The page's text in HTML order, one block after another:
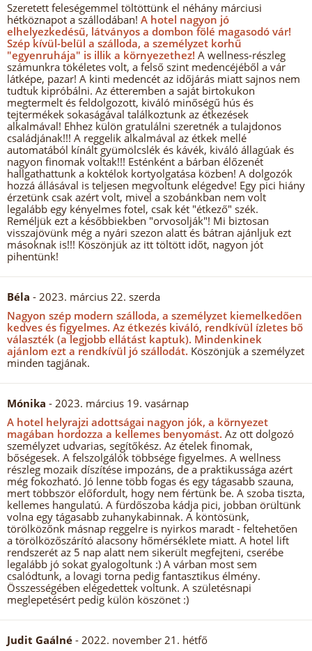
Szeretett feleségemmel töltöttünk el néhány márciusi
hétköznapot a szállodában! A hotel nagyon jó
elhelyezkedésű, látványos a dombon fölé magasodó vár!
Szép kívül-belül a szálloda, a személyzet korhű
"egyenruhája" is illik a környezethez! A wellness-részleg
számunkra tökéletes volt, a felső szint medencéjéből a vár
látképe, pazar! A kinti medencét az időjárás miatt sajnos nem
tudtuk kipróbálni. Az étteremben a saját birtokukon
megtermelt és feldolgozott, kiváló minőségű hús és
tejtermékek sokaságával találkoztunk az étkezések
alkalmával! Ehhez külön gratulálni szeretnék a tulajdonos
családjának!!! A reggelik alkalmával az étkek mellé
automatából kínált gyümölcslék és kávék, kiváló állagúak és
nagyon finomak voltak!!! Esténként a bárban élőzenét
hallgathattunk a koktélok kortyolgatása közben! A dolgozók
hozzá állásával is teljesen megvoltunk elégedve! Egy pici hiány
érzetünk csak azért volt, mivel a szobánkban nem volt
legalább egy kényelmes fotel, csak két "étkező" szék.
Reméljük ezt a későbbiekben "orvosolják"! Mi biztosan
visszajövünk még a nyári szezon alatt és bátran ajánljuk ezt
másoknak is!!! Köszönjük az itt töltött időt, nagyon jót
pihentünk!
Béla - 2023. március 22. szerda
Nagyon szép modern szálloda, a személyzet kiemelkedően
kedves és figyelmes. Az étkezés kiváló, rendkívül ízletes bő
választék (a legjobb ellátást kaptuk). Mindenkinek
ajánlom ezt a rendkívül jó szállodát. Köszönjük a személyzet
minden tagjának.
Mónika - 2023. március 19. vasárnap
A hotel helyrajzi adottságai nagyon jók, a környezet
magában hordozza a kellemes benyomást. Az ott dolgozó
személyzet udvarias, segítőkész. Az ételek finomak,
bőségesek. A felszolgálók többsége figyelmes. A wellness
részleg mozaik díszítése impozáns, de a praktikussága azért
még fokozható. Jó lenne több fogas és egy tágasabb szauna,
mert többször előfordult, hogy nem fértünk be. A szoba tiszta,
kellemes hangulatú. A fürdőszoba kádja pici, jobban örültünk
volna egy tágasabb zuhanykabinnak. A köntösünk,
törölközőnk másnap reggelre is nyirkos maradt - feltehetően
a törölközőszárító alacsony hőmérséklete miatt. A hotel lift
rendszerét az 5 nap alatt nem sikerült megfejteni, cserébe
legalább jó sokat gyalogoltunk :) A várban most sem
csalódtunk, a lovagi torna pedig fantasztikus élmény.
Összességében elégedettek voltunk. A születésnapi
meglepetésért pedig külön köszönet :)
Judit Gaálné - 2022. november 21. hétfő